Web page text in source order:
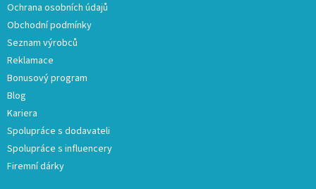
Ochrana osobních údajů
Obchodní podmínky
Seznam výrobců
Reklamace
Bonusový program
Blog
Kariera
Spolupráce s dodavateli
Spolupráce s influencery
Firemní dárky